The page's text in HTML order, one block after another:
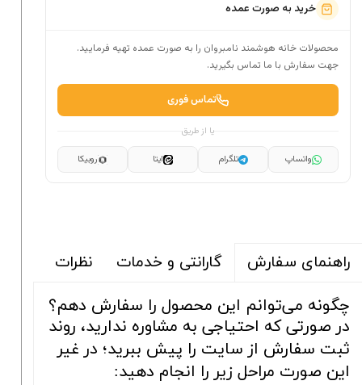
خرید به صورت عمده
محصولات خانه هوشمند نامبروان را به صورت عمده تهیه فرمایید.
جهت سفارش با ما تماس بگیرید.
تماس فوری
یا از طریق
واتساپ تلگرام ایتا روبیکا
راهنمای سفارش گارانتی و خدمات نظرات
چگونه می‌توانم این محصول را سفارش دهم؟
در صورتی که احتیاجی به مشاوره ندارید، روند
ثبت سفارش از سایت را پیش ببرید؛ در غیر
این صورت مراحل زیر را انجام دهید: